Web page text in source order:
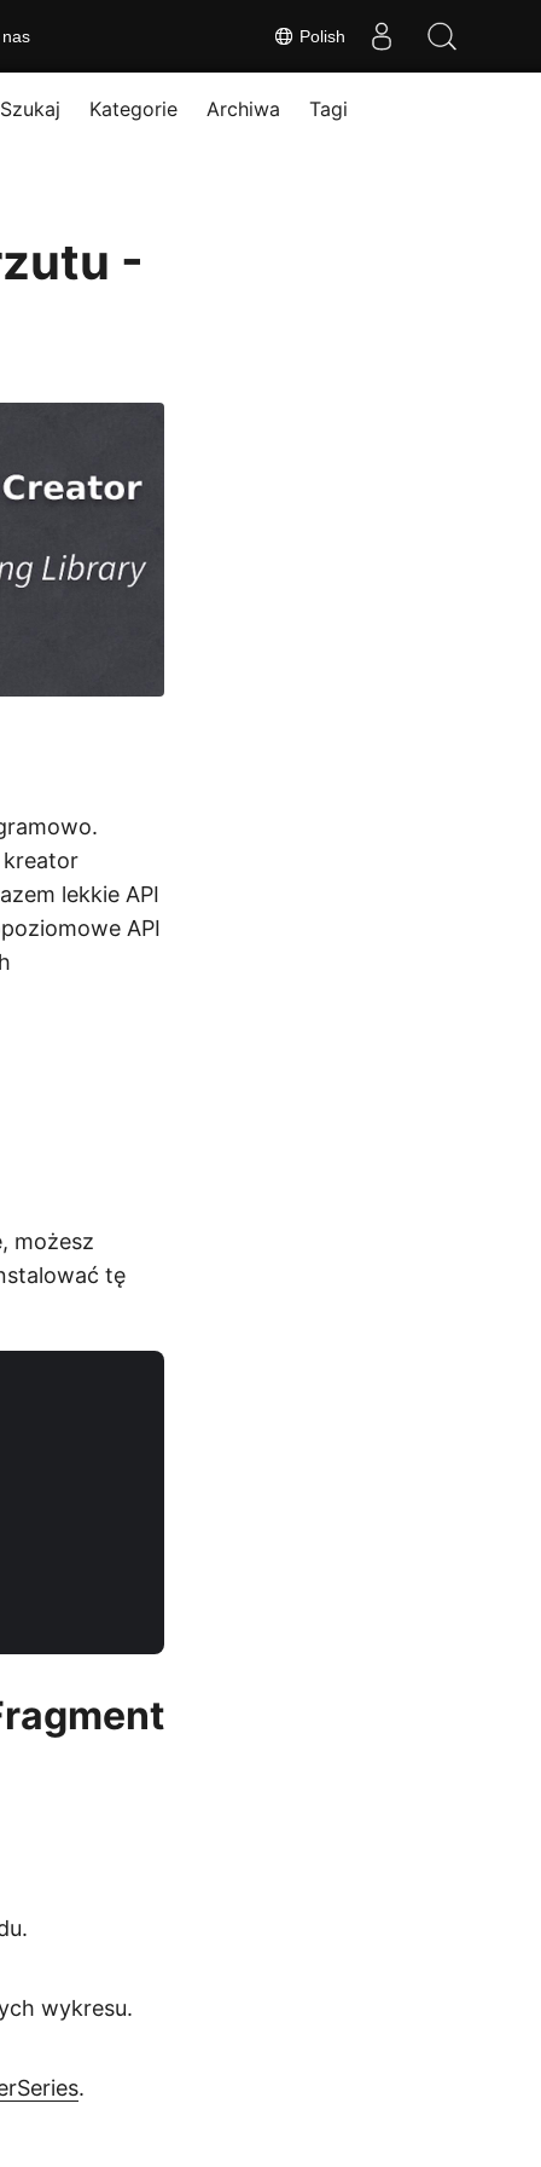
Polish
Szukaj Kategorie Archiwa Tagi
-
kreator
lekkie API
API
możesz
tę
wykresu.
.